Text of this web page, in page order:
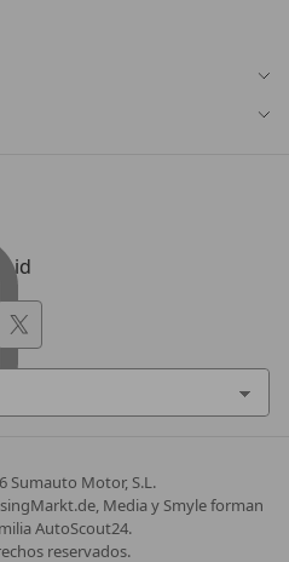
Sumauto Motor, S.L.
Media y Smyle forman
AutoScout24.
reservados.